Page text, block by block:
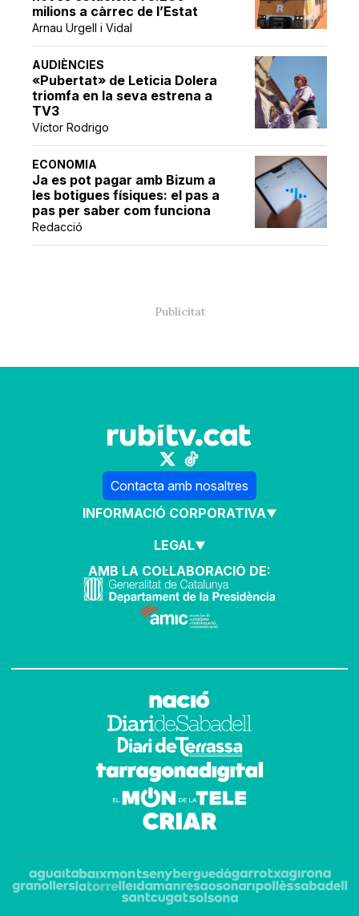
milions a càrrec de l’Estat
Arnau Urgell i Vidal
AUDIÈNCIES
«Pubertat» de Leticia Dolera
triomfa en la seva estrena a
TV3
Víctor Rodrigo
ECONOMIA
Ja es pot pagar amb Bizum a
les botigues físiques: el pas a
pas per saber com funciona
Redacció
Contacta amb nosaltres
INFORMACIÓ CORPORATIVA
LEGAL
AMB LA COL·LABORACIÓ DE: